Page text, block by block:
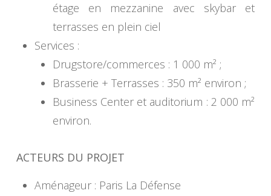
étage en mezzanine avec skybar et
terrasses en plein ciel
Services :
Drugstore/commerces : 1 000 m² ;
Brasserie + Terrasses : 350 m² environ ;
Business Center et auditorium : 2 000 m²
environ.
ACTEURS DU PROJET
Aménageur : Paris La Défense